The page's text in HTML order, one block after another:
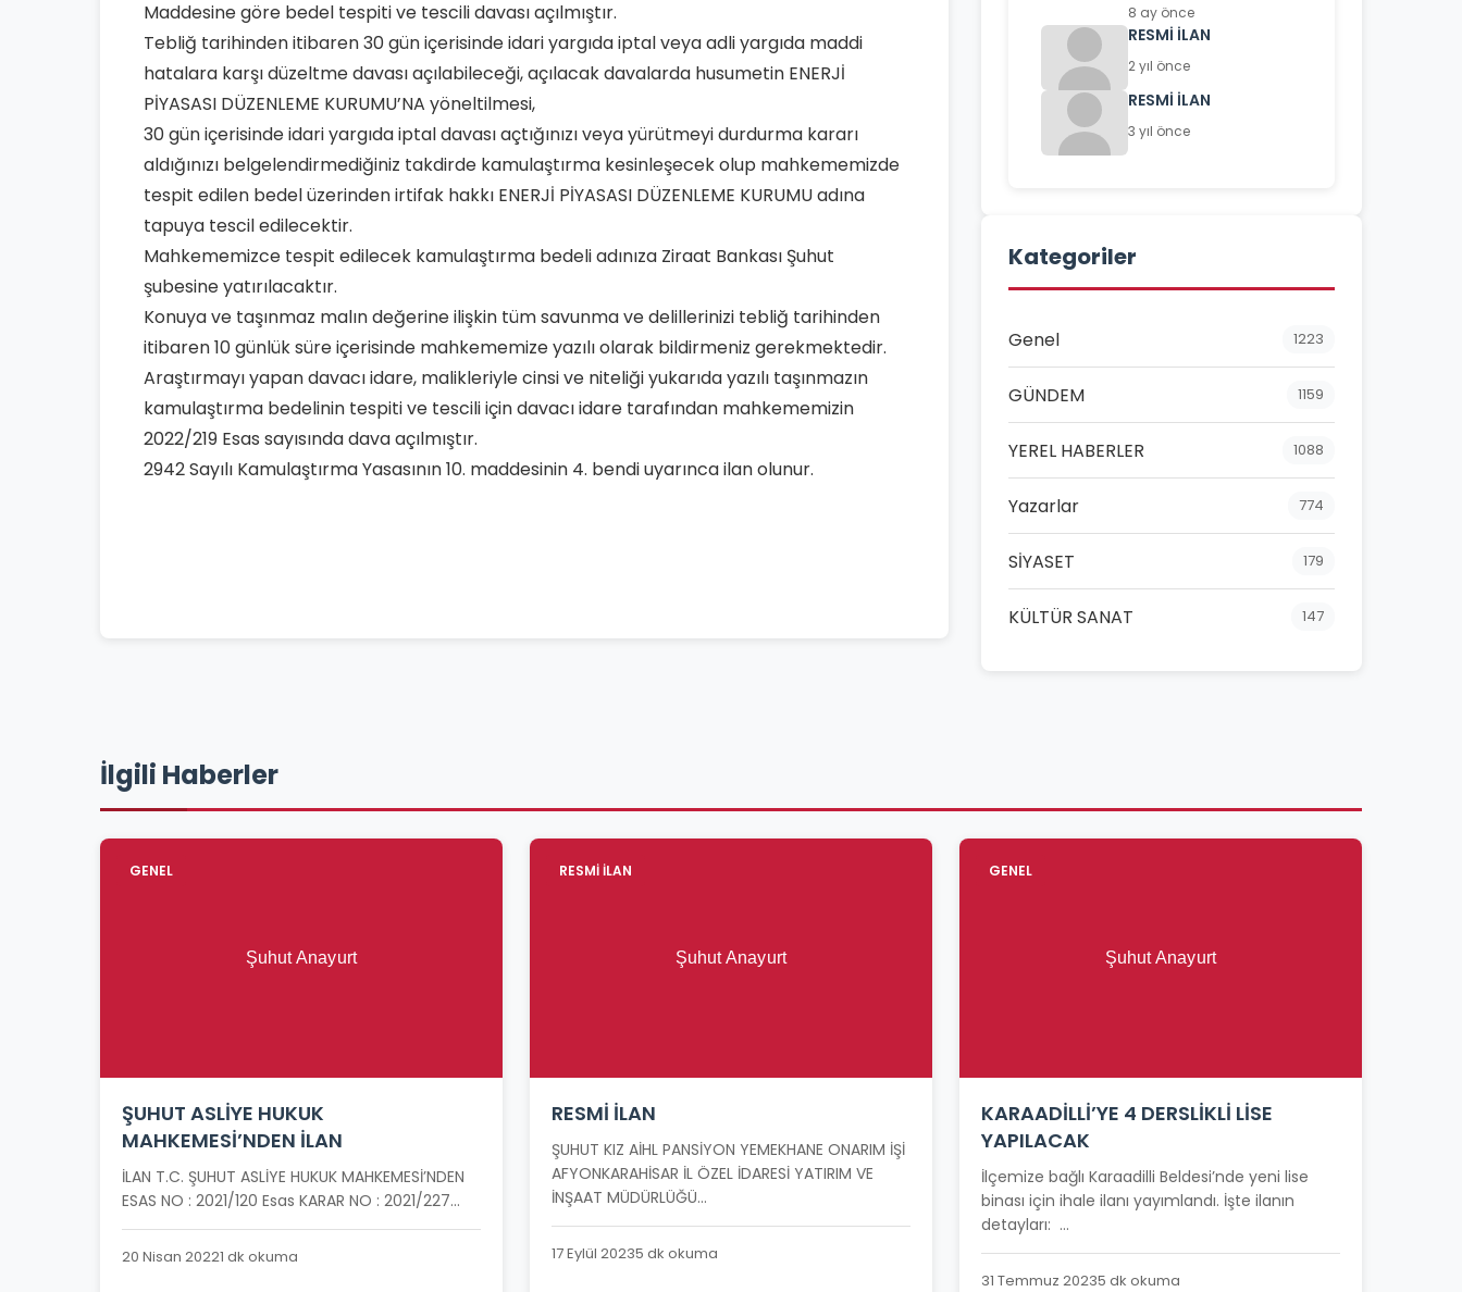
Maddesine göre bedel tespiti ve tescili davası açılmıştır.
Tebliğ tarihinden itibaren 30 gün içerisinde idari yargıda iptal veya adli yargıda maddi
hatalara karşı düzeltme davası açılabileceği, açılacak davalarda husumetin ENERJİ
PİYASASI DÜZENLEME KURUMU’NA yöneltilmesi,
30 gün içerisinde idari yargıda iptal davası açtığınızı veya yürütmeyi durdurma kararı
aldığınızı belgelendirmediğiniz takdirde kamulaştırma kesinleşecek olup mahkememizde
tespit edilen bedel üzerinden irtifak hakkı ENERJİ PİYASASI DÜZENLEME KURUMU adına
tapuya tescil edilecektir.
Mahkememizce tespit edilecek kamulaştırma bedeli adınıza Ziraat Bankası Şuhut
şubesine yatırılacaktır.
Konuya ve taşınmaz malın değerine ilişkin tüm savunma ve delillerinizi tebliğ tarihinden
itibaren 10 günlük süre içerisinde mahkememize yazılı olarak bildirmeniz gerekmektedir.
Araştırmayı yapan davacı idare, malikleriyle cinsi ve niteliği yukarıda yazılı taşınmazın
kamulaştırma bedelinin tespiti ve tescili için davacı idare tarafından mahkememizin
2022/219 Esas sayısında dava açılmıştır.
2942 Sayılı Kamulaştırma Yasasının 10. maddesinin 4. bendi uyarınca ilan olunur.
8 ay önce
RESMİ İLAN
2 yıl önce
RESMİ İLAN
3 yıl önce
Kategoriler
Genel 1223
GÜNDEM 1159
YEREL HABERLER 1088
Yazarlar 774
SİYASET 179
KÜLTÜR SANAT 147
İlgili Haberler
GENEL
ŞUHUT ASLİYE HUKUK
MAHKEMESİ’NDEN İLAN
İLAN T.C. ŞUHUT ASLİYE HUKUK MAHKEMESİ’NDEN
ESAS NO : 2021/120 Esas KARAR NO : 2021/227...
20 Nisan 20221 dk okuma
RESMİ İLAN
RESMİ İLAN
ŞUHUT KIZ AİHL PANSİYON YEMEKHANE ONARIM İŞİ
AFYONKARAHİSAR İL ÖZEL İDARESİ YATIRIM VE
İNŞAAT MÜDÜRLÜĞÜ...
17 Eylül 20235 dk okuma
GENEL
KARAADİLLİ’YE 4 DERSLİKLİ LİSE
YAPILACAK
İlçemize bağlı Karaadilli Beldesi’nde yeni lise
binası için ihale ilanı yayımlandı. İşte ilanın
detayları: ...
31 Temmuz 20235 dk okuma